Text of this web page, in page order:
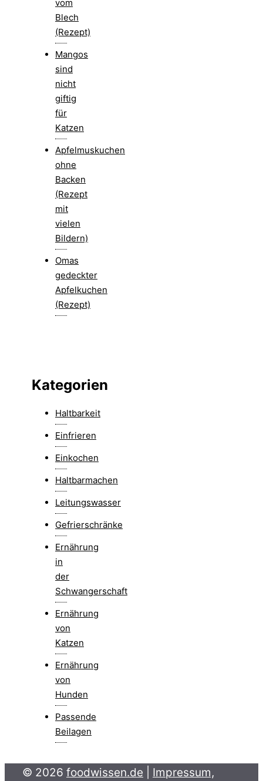
vom
Blech
(Rezept)
Mangos
sind
nicht
giftig
für
Katzen
Apfelmuskuchen
ohne
Backen
(Rezept
mit
vielen
Bildern)
Omas
gedeckter
Apfelkuchen
(Rezept)
Kategorien
Haltbarkeit
Einfrieren
Einkochen
Haltbarmachen
Leitungswasser
Gefrierschränke
Ernährung
in
der
Schwangerschaft
Ernährung
von
Katzen
Ernährung
von
Hunden
Passende
Beilagen
© 2026 foodwissen.de Impressum,